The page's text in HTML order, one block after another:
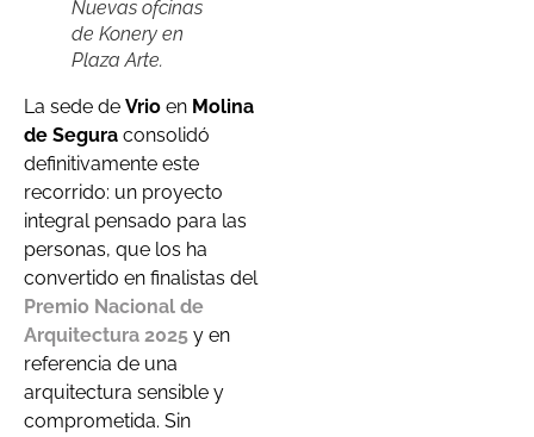
Nuevas ofcinas
de Konery en
Plaza Arte.
La sede de Vrio en Molina
de Segura consolidó
definitivamente este
recorrido: un proyecto
integral pensado para las
personas, que los ha
convertido en finalistas del
Premio Nacional de
Arquitectura 2025 y en
referencia de una
arquitectura sensible y
comprometida. Sin